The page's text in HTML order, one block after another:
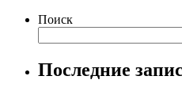
Поиск
Последние